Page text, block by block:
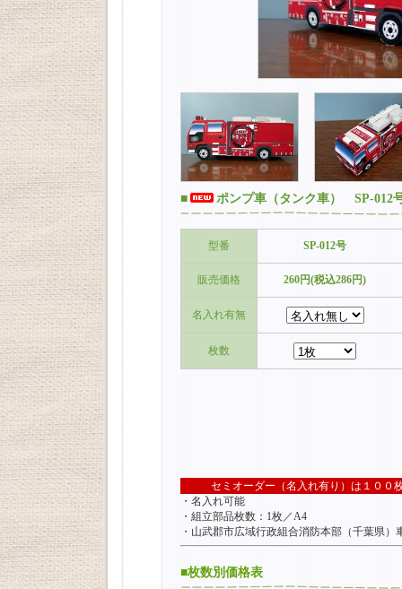
■ ポンプ車（タンク車） SP-012
型番 SP-012号
販売価格 260円(税込286円)
名入れ有無
枚数
セミオーダー（名入れ有り）は１００
・名入れ可能
・組立部品枚数：1枚／A4
・山武郡市広域行政組合消防本部（千葉県）
■枚数別価格表